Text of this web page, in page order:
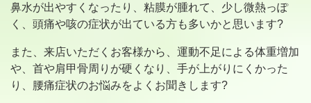
鼻水が出やすくなったり、粘膜が腫れて、少し微熱っぽ
く、頭痛や咳の症状が出ている方も多いかと思います?
また、来店いただくお客様から、運動不足による体重増加
や、首や肩甲骨周りが硬くなり、手が上がりにくかった
り、腰痛症状のお悩みをよくお聞きします?